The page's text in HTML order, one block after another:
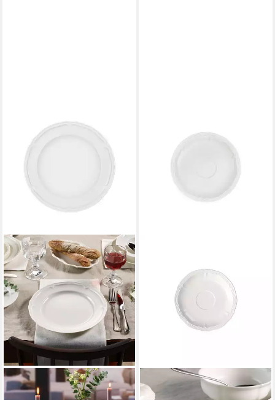
VILLEROY & BOCH
Speiseteller Manoir
VILLEROY & BOCH
Untertasse Manoir